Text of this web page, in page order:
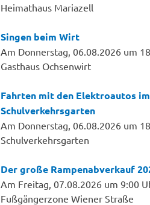
Heimathaus Mariazell
Singen beim Wirt
Am Donnerstag, 06.08.2026 um
Gasthaus Ochsenwirt
Fahrten mit den Elektroautos im
Schulverkehrsgarten
Am Donnerstag, 06.08.2026 um
Schulverkehrsgarten
Der große Rampenabverkauf
Am Freitag, 07.08.2026 um 9:00
Fußgängerzone Wiener Straße